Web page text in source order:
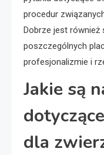
procedur
Dobrze jest również
poszczególnych
profesjonalizmie i
Jakie są
dla